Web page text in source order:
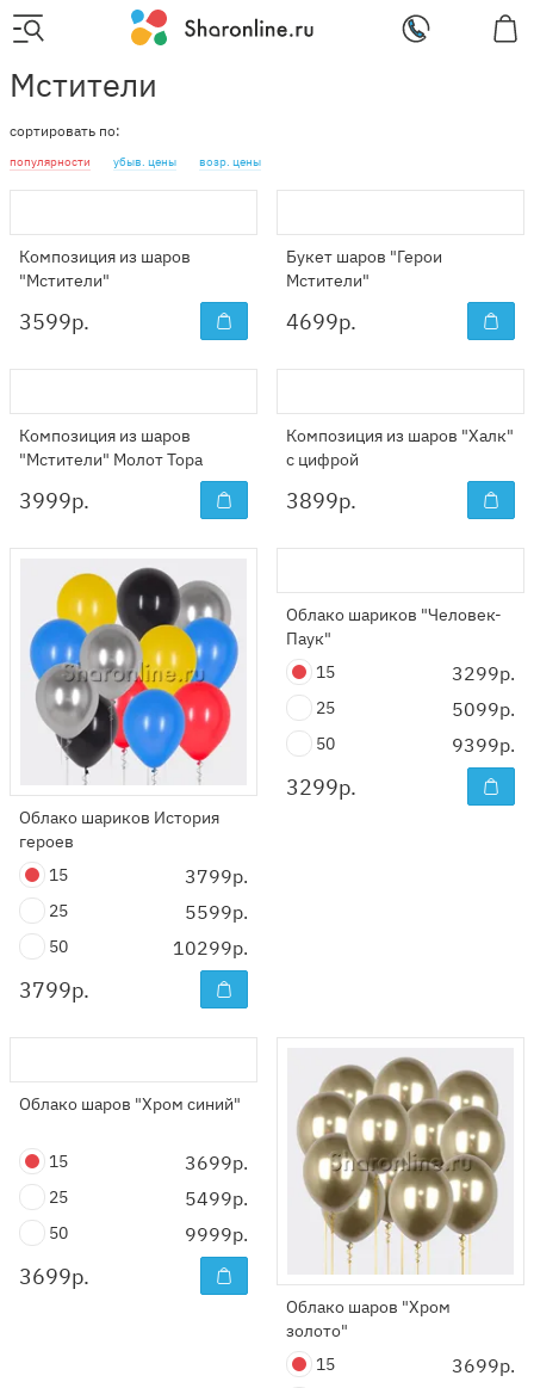
Мстители
сортировать по:
популярности убыв. цены возр. цены
Композиция из шаров
"Мстители"
3599р.
Букет шаров "Герои
Мстители"
4699р.
Композиция из шаров
"Мстители" Молот Тора
3999р.
Композиция из шаров "Халк"
с цифрой
3899р.
Облако шариков История
героев
15
3799р.
25 5599р.
50 10299р.
3799р.
Облако шариков "Человек-
Паук"
15
3299р.
25 5099р.
50 9399р.
3299р.
Облако шаров "Хром синий"
15 3699р.
25 5499р.
50 9999р.
3699р.
Облако шаров "Хром
золото"
15
3699р.